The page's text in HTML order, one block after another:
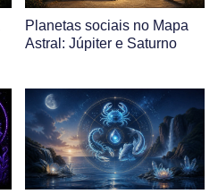
Planetas sociais no Mapa
Astral: Júpiter e Saturno